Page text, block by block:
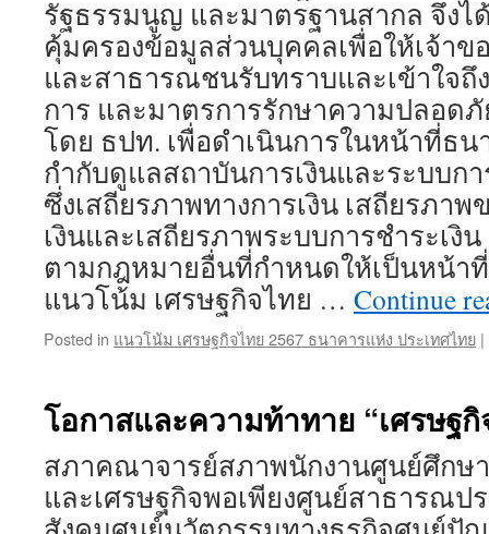
รัฐธรรมนูญ และมาตรฐานสากล จึงไ
คุ้มครองข้อมูลส่วนบุคคลเพื่อให้เจ้า
และสาธารณชนรับทราบและเข้าใจถึ
การ และมาตรการรักษาความปลอด
โดย ธปท. เพื่อดำเนินการในหน้าที่ธน
กำกับดูแลสถาบันการเงินและระบบกา
ซึ่งเสถียรภาพทางการเงิน เสถียรภา
เงินและเสถียรภาพระบบการชำระเงิ
ตามกฎหมายอื่นที่กำหนดให้เป็นหน้า
แนวโน้ม เศรษฐกิจไทย … Continue
Posted in แนวโน้ม เศรษฐกิจไทย 2567 ธนาคารแห่ง ประเทศไทย |
โอกาสและความท้าทาย “เศรษฐ
สภาคณาจารย์สภาพนักงานศูนย์ศึกษ
และเศรษฐกิจพอเพียงศูนย์สาธารณป